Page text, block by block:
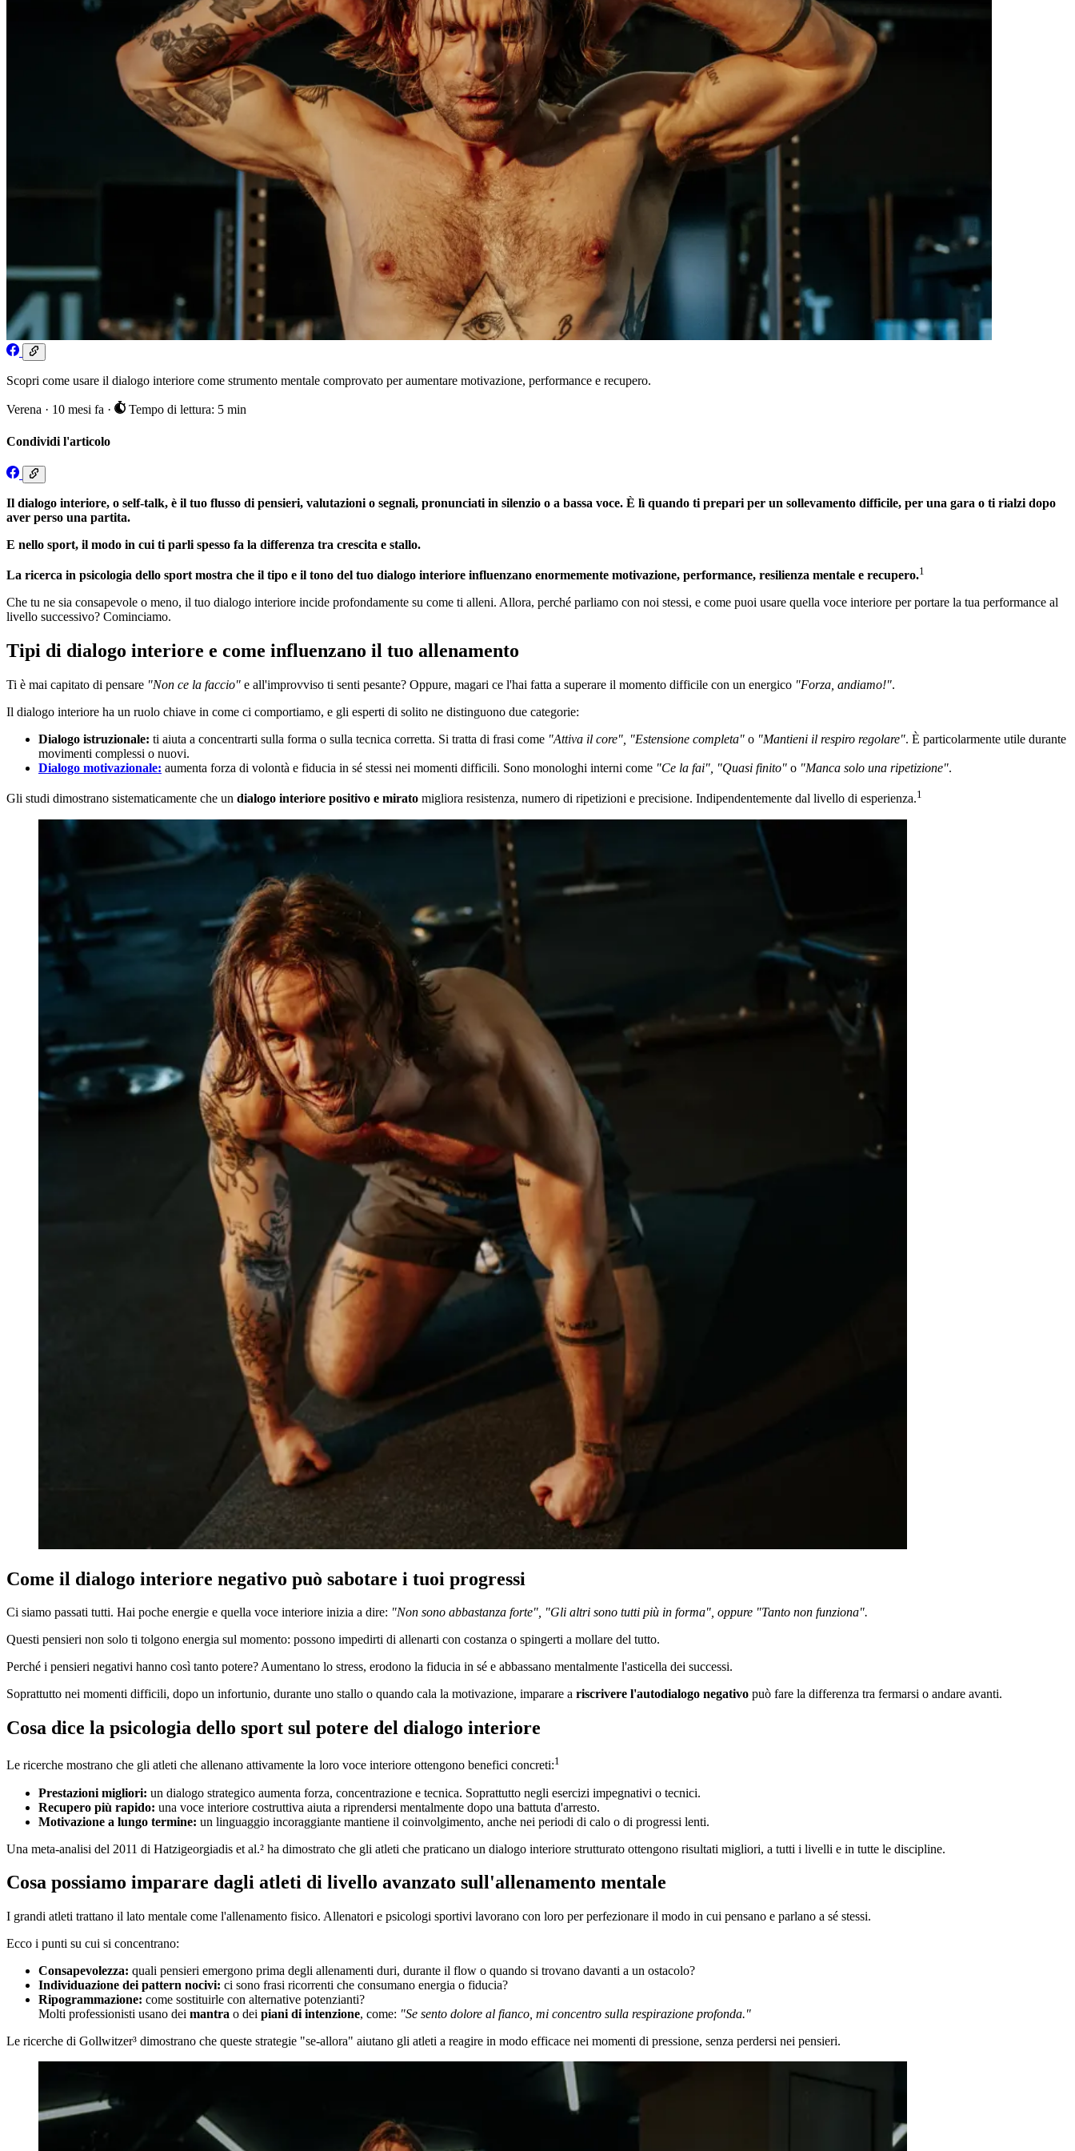
Scopri come usare il dialogo interiore come strumento mentale comprovato per aumentare motivazione, performance e recupero.
Verena · 10 mesi fa · Tempo di lettura: 5 min
Condividi l'articolo
Il dialogo interiore, o self-talk, è il tuo flusso di pensieri, valutazioni o segnali, pronunciati in silenzio o a bassa voce. È lì quando ti prepari per un sollevamento difficile, per una gara o ti rialzi dopo
aver perso una partita.
E nello sport, il modo in cui ti parli spesso fa la differenza tra crescita e stallo.
La ricerca in psicologia dello sport mostra che il tipo e il tono del tuo dialogo interiore influenzano enormemente motivazione, performance, resilienza mentale e recupero.1
Che tu ne sia consapevole o meno, il tuo dialogo interiore incide profondamente su come ti alleni. Allora, perché parliamo con noi stessi, e come puoi usare quella voce interiore per portare la tua performance al
livello successivo? Cominciamo.
Tipi di dialogo interiore e come influenzano il tuo allenamento
Ti è mai capitato di pensare "Non ce la faccio" e all'improvviso ti senti pesante? Oppure, magari ce l'hai fatta a superare il momento difficile con un energico "Forza, andiamo!".
Il dialogo interiore ha un ruolo chiave in come ci comportiamo, e gli esperti di solito ne distinguono due categorie:
Dialogo istruzionale: ti aiuta a concentrarti sulla forma o sulla tecnica corretta. Si tratta di frasi come "Attiva il core", "Estensione completa" o "Mantieni il respiro regolare". È particolarmente utile durante
movimenti complessi o nuovi.
Dialogo motivazionale: aumenta forza di volontà e fiducia in sé stessi nei momenti difficili. Sono monologhi interni come "Ce la fai", "Quasi finito" o "Manca solo una ripetizione".
Gli studi dimostrano sistematicamente che un dialogo interiore positivo e mirato migliora resistenza, numero di ripetizioni e precisione. Indipendentemente dal livello di esperienza.1
Come il dialogo interiore negativo può sabotare i tuoi progressi
Ci siamo passati tutti. Hai poche energie e quella voce interiore inizia a dire: "Non sono abbastanza forte", "Gli altri sono tutti più in forma", oppure "Tanto non funziona".
Questi pensieri non solo ti tolgono energia sul momento: possono impedirti di allenarti con costanza o spingerti a mollare del tutto.
Perché i pensieri negativi hanno così tanto potere? Aumentano lo stress, erodono la fiducia in sé e abbassano mentalmente l'asticella dei successi.
Soprattutto nei momenti difficili, dopo un infortunio, durante uno stallo o quando cala la motivazione, imparare a riscrivere l'autodialogo negativo può fare la differenza tra fermarsi o andare avanti.
Cosa dice la psicologia dello sport sul potere del dialogo interiore
Le ricerche mostrano che gli atleti che allenano attivamente la loro voce interiore ottengono benefici concreti:1
Prestazioni migliori: un dialogo strategico aumenta forza, concentrazione e tecnica. Soprattutto negli esercizi impegnativi o tecnici.
Recupero più rapido: una voce interiore costruttiva aiuta a riprendersi mentalmente dopo una battuta d'arresto.
Motivazione a lungo termine: un linguaggio incoraggiante mantiene il coinvolgimento, anche nei periodi di calo o di progressi lenti.
Una meta-analisi del 2011 di Hatzigeorgiadis et al.² ha dimostrato che gli atleti che praticano un dialogo interiore strutturato ottengono risultati migliori, a tutti i livelli e in tutte le discipline.
Cosa possiamo imparare dagli atleti di livello avanzato sull'allenamento mentale
I grandi atleti trattano il lato mentale come l'allenamento fisico. Allenatori e psicologi sportivi lavorano con loro per perfezionare il modo in cui pensano e parlano a sé stessi.
Ecco i punti su cui si concentrano:
Consapevolezza: quali pensieri emergono prima degli allenamenti duri, durante il flow o quando si trovano davanti a un ostacolo?
Individuazione dei pattern nocivi: ci sono frasi ricorrenti che consumano energia o fiducia?
Ripogrammazione: come sostituirle con alternative potenzianti?
Molti professionisti usano dei mantra o dei piani di intenzione, come: "Se sento dolore al fianco, mi concentro sulla respirazione profonda."
Le ricerche di Gollwitzer³ dimostrano che queste strategie "se-allora" aiutano gli atleti a reagire in modo efficace nei momenti di pressione, senza perdersi nei pensieri.